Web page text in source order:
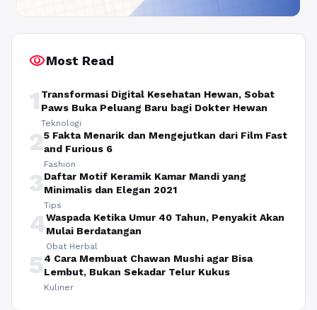
visibilityMost Read
1 Transformasi Digital Kesehatan Hewan, Sobat
Paws Buka Peluang Baru bagi Dokter Hewan
Teknologi
25 Fakta Menarik dan Mengejutkan dari Film Fast
and Furious 6
Fashion
3Daftar Motif Keramik Kamar Mandi yang
Minimalis dan Elegan 2021
Tips
4Waspada Ketika Umur 40 Tahun, Penyakit Akan
Mulai Berdatangan
Obat Herbal
54 Cara Membuat Chawan Mushi agar Bisa
Lembut, Bukan Sekadar Telur Kukus
Kuliner